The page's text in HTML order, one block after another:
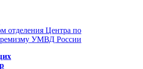
отделения Центра по
УМВД России